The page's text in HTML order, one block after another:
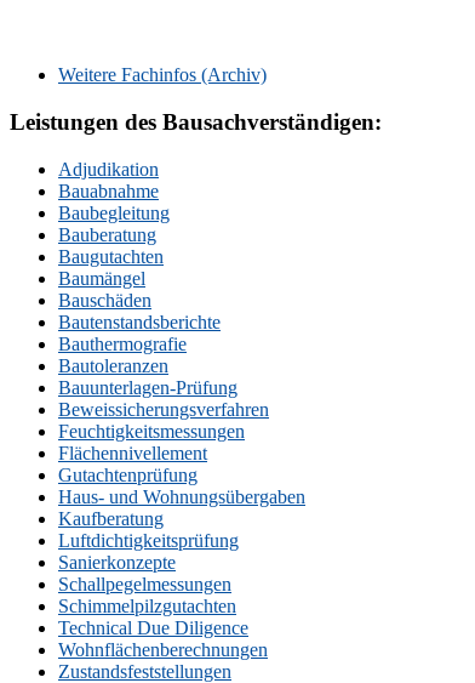
Weitere Fachinfos (Archiv)
Leistungen des Bausachverständigen:
Adjudikation
Bauabnahme
Baubegleitung
Bauberatung
Baugutachten
Baumängel
Bauschäden
Bautenstandsberichte
Bauthermografie
Bautoleranzen
Bauunterlagen-Prüfung
Beweissicherungsverfahren
Feuchtigkeitsmessungen
Flächennivellement
Gutachtenprüfung
Haus- und Wohnungsübergaben
Kaufberatung
Luftdichtigkeitsprüfung
Sanierkonzepte
Schallpegelmessungen
Schimmelpilzgutachten
Technical Due Diligence
Wohnflächenberechnungen
Zustandsfeststellungen